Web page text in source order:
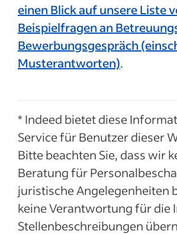
einen Blick auf unsere Liste
Beispielfragen an
Bewerbungsgespräch
Musterantworten).
* Indeed bietet diese
Service für Benutzer dieser
Bitte beachten Sie, dass wir
Beratung für
juristische Angelegenheiten
keine Verantwortung für die
Stellenbeschreibungen